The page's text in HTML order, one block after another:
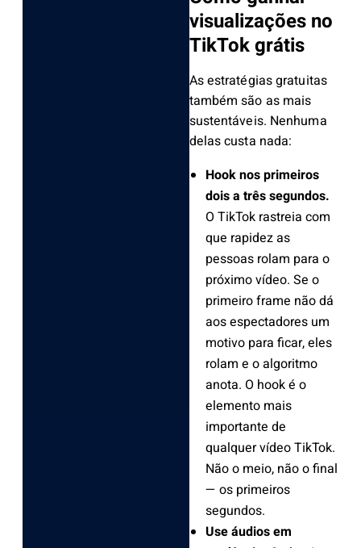
visualizações no
TikTok grátis
As estratégias gratuitas
também são as mais
sustentáveis. Nenhuma
delas custa nada:
Hook nos primeiros
dois a três segundos.
O TikTok rastreia com
que rapidez as
pessoas rolam para o
próximo vídeo. Se o
primeiro frame não dá
aos espectadores um
motivo para ficar, eles
rolam e o algoritmo
anota. O hook é o
elemento mais
importante de
qualquer vídeo TikTok.
Não o meio, não o final
— os primeiros
segundos.
Use áudios em